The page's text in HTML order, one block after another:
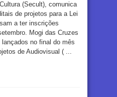
(Secult), comunica
de projetos para a Lei
a ter inscrições
Mogi das Cruzes
no final do mês
de Audiovisual ( ...